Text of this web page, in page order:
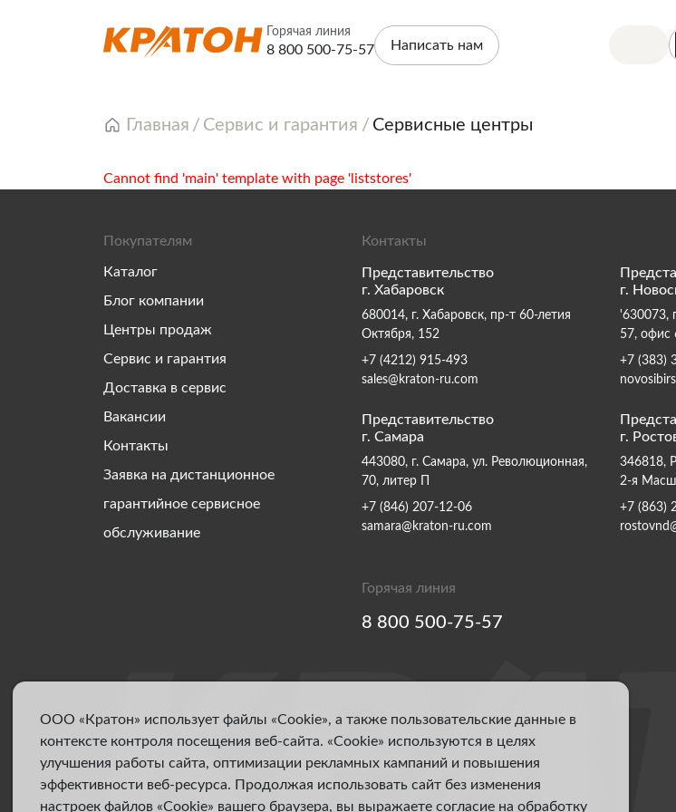
Горячая линия
8 800 500-75-57 Написать нам
Главная Сервис и гарантия Сервисные центры
Cannot find 'main' template with page 'liststores'
Покупателям
Каталог
Блог компании
Центры продаж
Сервис и гарантия
Доставка в сервис
Вакансии
Контакты
Заявка на дистанционное
гарантийное сервисное
обслуживание
Контакты
Представительство
г. Хабаровск
680014, г. Хабаровск, пр-т 60-летия
Октября, 152
+7 (4212) 915-493
sales@kraton-ru.com
г.
'630073,
57, офис
+7 (383)
Представительство
г. Самара
443080, г. Самара, ул. Революционная,
70, литер П
+7 (846) 207-12-06
samara@kraton-ru.com
г.
346818,
2-я
+7 (863)
Горячая линия
8 800 500-75-57
ООО «Кратон» использует файлы «Cookie», а также пользовательские данные в
контексте контроля посещения веб-сайта. «Cookie» используются в целях
улучшения работы сайта, оптимизации рекламных кампаний и повышения
эффективности веб-ресурса. Продолжая использовать сайт без изменения
настроек файлов «Cookie» вашего браузера, вы выражаете согласие на обработку